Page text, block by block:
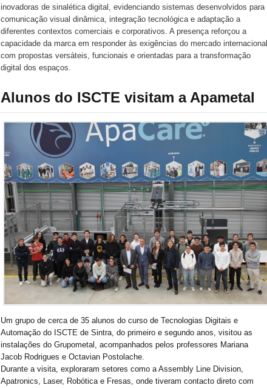
inovadoras de sinalética digital, evidenciando sistemas desenvolvidos para
comunicação visual dinâmica, integração tecnológica e adaptação a
diferentes contextos comerciais e corporativos. A presença reforçou a
capacidade da marca em responder às exigências do mercado internacional
com propostas versáteis, funcionais e orientadas para a transformação
digital dos espaços.
Alunos do ISCTE visitam a Apametal
Um grupo de cerca de 35 alunos do curso de Tecnologias Digitais e
Automação do ISCTE de Sintra, do primeiro e segundo anos, visitou as
instalações do Grupometal, acompanhados pelos professores Mariana
Jacob Rodrigues e Octavian Postolache.
Durante a visita, exploraram setores como a Assembly Line Division,
Apatronics, Laser, Robótica e Fresas, onde tiveram contacto direto com